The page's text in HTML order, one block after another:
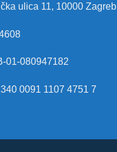
ulica 11, 10000 Zagreb
01-080947182
0091 1107 4751 7